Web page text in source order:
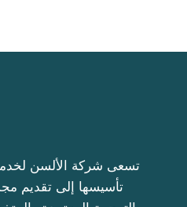
تسعى شركة الألسن
تأسيسها إلى تقديم